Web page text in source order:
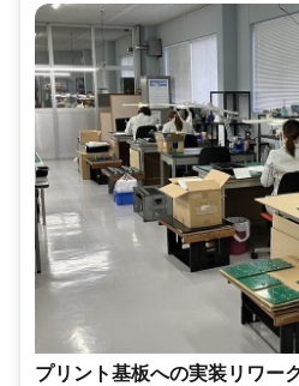
プリント基板への実装リワー